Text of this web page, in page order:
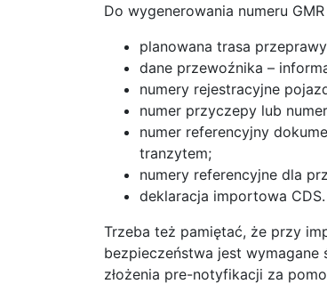
Do wygenerowania numeru
planowana trasa
dane przewoźnika –
numery rejestracyjne
numer przyczepy lub
numer referencyjny
tranzytem;
numery referencyjne dla
deklaracja importowa CDS.
Trzeba też pamiętać, że przy
bezpieczeństwa jest
złożenia pre-notyfikacji za